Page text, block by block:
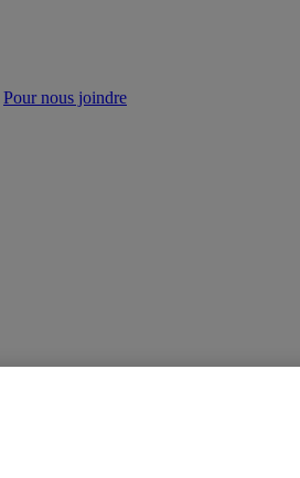
Pour nous joindre